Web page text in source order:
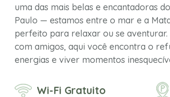
uma das mais belas e encantadoras
Paulo — estamos entre o mar e a
perfeito para relaxar ou se aventurar.
com amigos, aqui você encontra o
energias e viver momentos
Wi-Fi Gratuito